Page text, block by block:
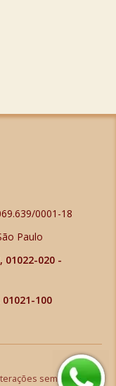
0001-18
Paulo
01022-020 -
100
sem aviso